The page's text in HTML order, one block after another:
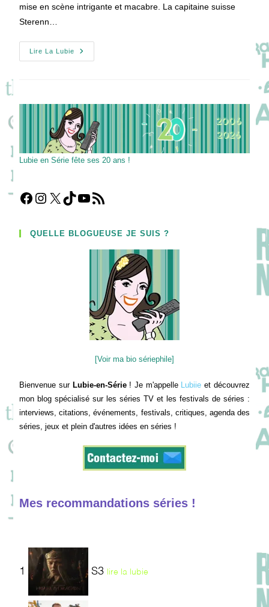
mise en scène intrigante et macabre. La capitaine suisse
Sterenn…
Lire La Lubie
[ITW]
HORS
Menée
Par
Marina
Hands
Et
Fianso
!
Lubie en Série fête ses 20 ans !
Facebook
Instagram
X TikTokYouTube
Flux RSS
QUELLE BLOGUEUSE JE SUIS ?
[Voir ma bio sériephile]
Bienvenue sur Lubie-en-Série! Je m'appelle Lubiie et découvrez
mon blog spécialisé sur les séries TV et les festivals de séries :
interviews, citations, événements, festivals, critiques, agenda des
séries, jeux et plein d'autres idées en séries !
Mes recommandations séries !
1 S3 lire la lubie